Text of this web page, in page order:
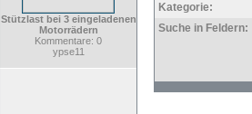
Stützlast bei 3 eingeladenen
Motorrädern
Kommentare: 0
ypse11
Kategorie:
Suche in Feldern: